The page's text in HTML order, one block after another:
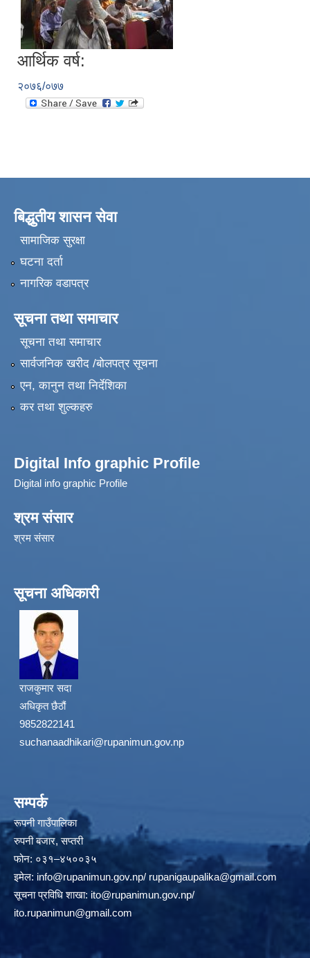
आर्थिक वर्ष:
२०७६/०७७
बिद्धुतीय शासन सेवा
सामाजिक सुरक्षा
घटना दर्ता
नागरिक वडापत्र
सूचना तथा समाचार
सूचना तथा समाचार
सार्वजनिक खरीद /बोलपत्र सूचना
एन, कानुन तथा निर्देशिका
कर तथा शुल्कहरु
Digital Info graphic Profile
Digital info graphic Profile
श्रम संसार
श्रम संसार
सूचना अधिकारी
राजकुमार सदा
अधिकृत छैठौं
9852822141
suchanaadhikari@rupanimun.gov.np
सम्पर्क
रूपनी गाउँपालिका
रुपनी बजार, सप्तरी
फोन: ०३१–४५००३५
इमेल: info@rupanimun.gov.np/ rupanigaupalika@gmail.com
सूचना प्रविधि शाखा: ito@rupanimun.gov.np/
ito.rupanimun@gmail.com